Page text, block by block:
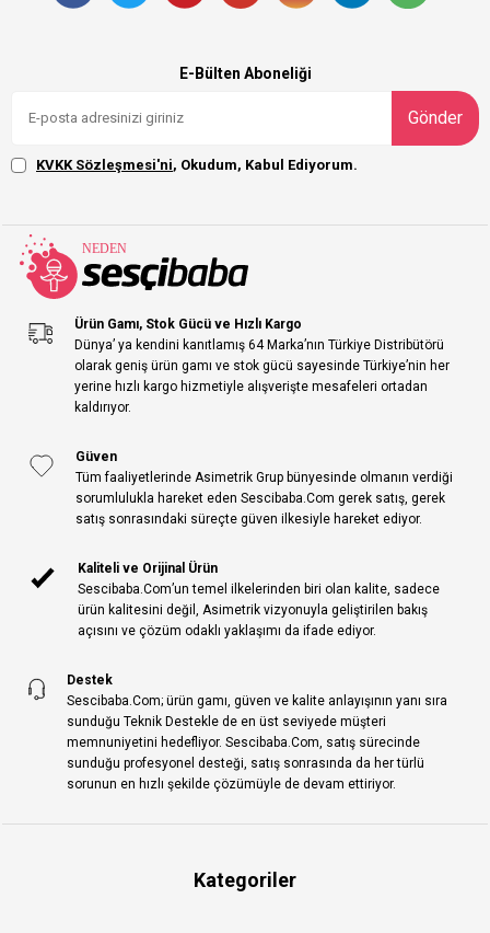
E-Bülten Aboneliği
Gönder
KVKK Sözleşmesi'ni, Okudum, Kabul Ediyorum.
Ürün Gamı, Stok Gücü ve Hızlı Kargo
Dünya’ ya kendini kanıtlamış 64 Marka’nın Türkiye Distribütörü
olarak geniş ürün gamı ve stok gücü sayesinde Türkiye’nin her
yerine hızlı kargo hizmetiyle alışverişte mesafeleri ortadan
kaldırıyor.
Güven
Tüm faaliyetlerinde Asimetrik Grup bünyesinde olmanın verdiği
sorumlulukla hareket eden Sescibaba.Com gerek satış, gerek
satış sonrasındaki süreçte güven ilkesiyle hareket ediyor.
Kaliteli ve Orijinal Ürün
Sescibaba.Com’un temel ilkelerinden biri olan kalite, sadece
ürün kalitesini değil, Asimetrik vizyonuyla geliştirilen bakış
açısını ve çözüm odaklı yaklaşımı da ifade ediyor.
Destek
Sescibaba.Com; ürün gamı, güven ve kalite anlayışının yanı sıra
sunduğu Teknik Destekle de en üst seviyede müşteri
memnuniyetini hedefliyor. Sescibaba.Com, satış sürecinde
sunduğu profesyonel desteği, satış sonrasında da her türlü
sorunun en hızlı şekilde çözümüyle de devam ettiriyor.
Kategoriler